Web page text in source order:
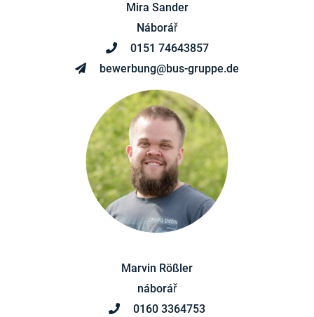
Mira Sander
Náborář
0151 74643857
bewerbung@bus-gruppe.de
Marvin Rößler
náborář
0160 3364753